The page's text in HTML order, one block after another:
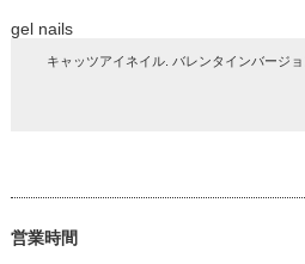
gel nails
キャッツアイネイル. バレンタインバージョ
営業時間